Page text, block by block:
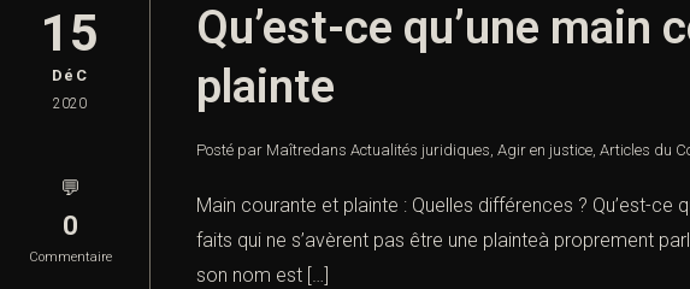
15
DéC
2020
💬
0
Commentaire
Qu’est-ce qu’une
plainte
Posté par Maîtredans Actualités juridiques, Agir en justice, Articles du
Main courante et plainte : Quelles différences ? Qu’est-
faits qui ne s’avèrent pas être une plainteà proprement
son nom est […]